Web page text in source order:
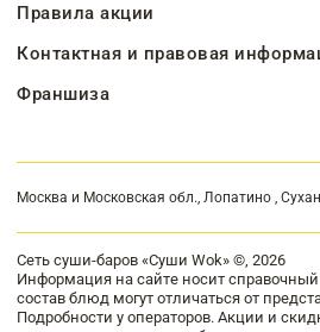
Правила акции
Контактная и правовая
Франшиза
Москва и Московская обл., Лопатино ,
Сеть суши-баров «Суши Wok» ©, 2026
Информация на сайте носит
состав блюд могут отличаться от
Подробности у операторов. Акции и